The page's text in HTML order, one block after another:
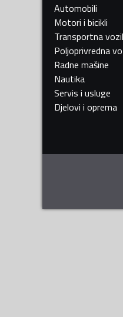
Automobili
Motori i bicikli
Transportna
Poljoprivredna
Radne mašine
Nautika
Servis i usluge
Djelovi i oprema